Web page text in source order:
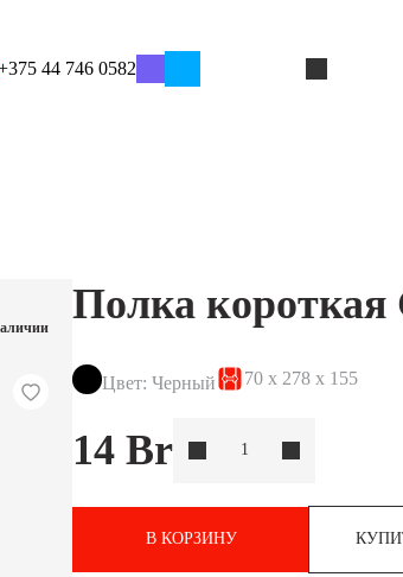
44 746 0582
Полка короткая
Цвет: Черный 70 х 278 х 155
14 Br
В КОРЗИНУ